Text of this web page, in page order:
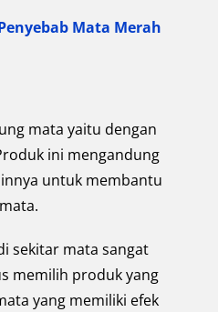
Mata Merah
mata yaitu dengan
ini mengandung
untuk membantu
sekitar mata sangat
memilih produk yang
yang memiliki efek